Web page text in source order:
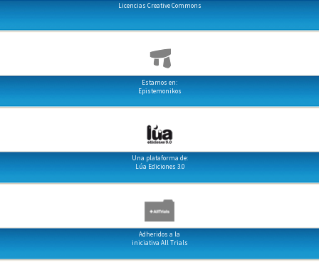
Licencias Creative Commons
Estamos en:
Epistemonikos
Una plataforma de:
Lúa Ediciones 3.0
Adheridos a la
iniciativa All Trials